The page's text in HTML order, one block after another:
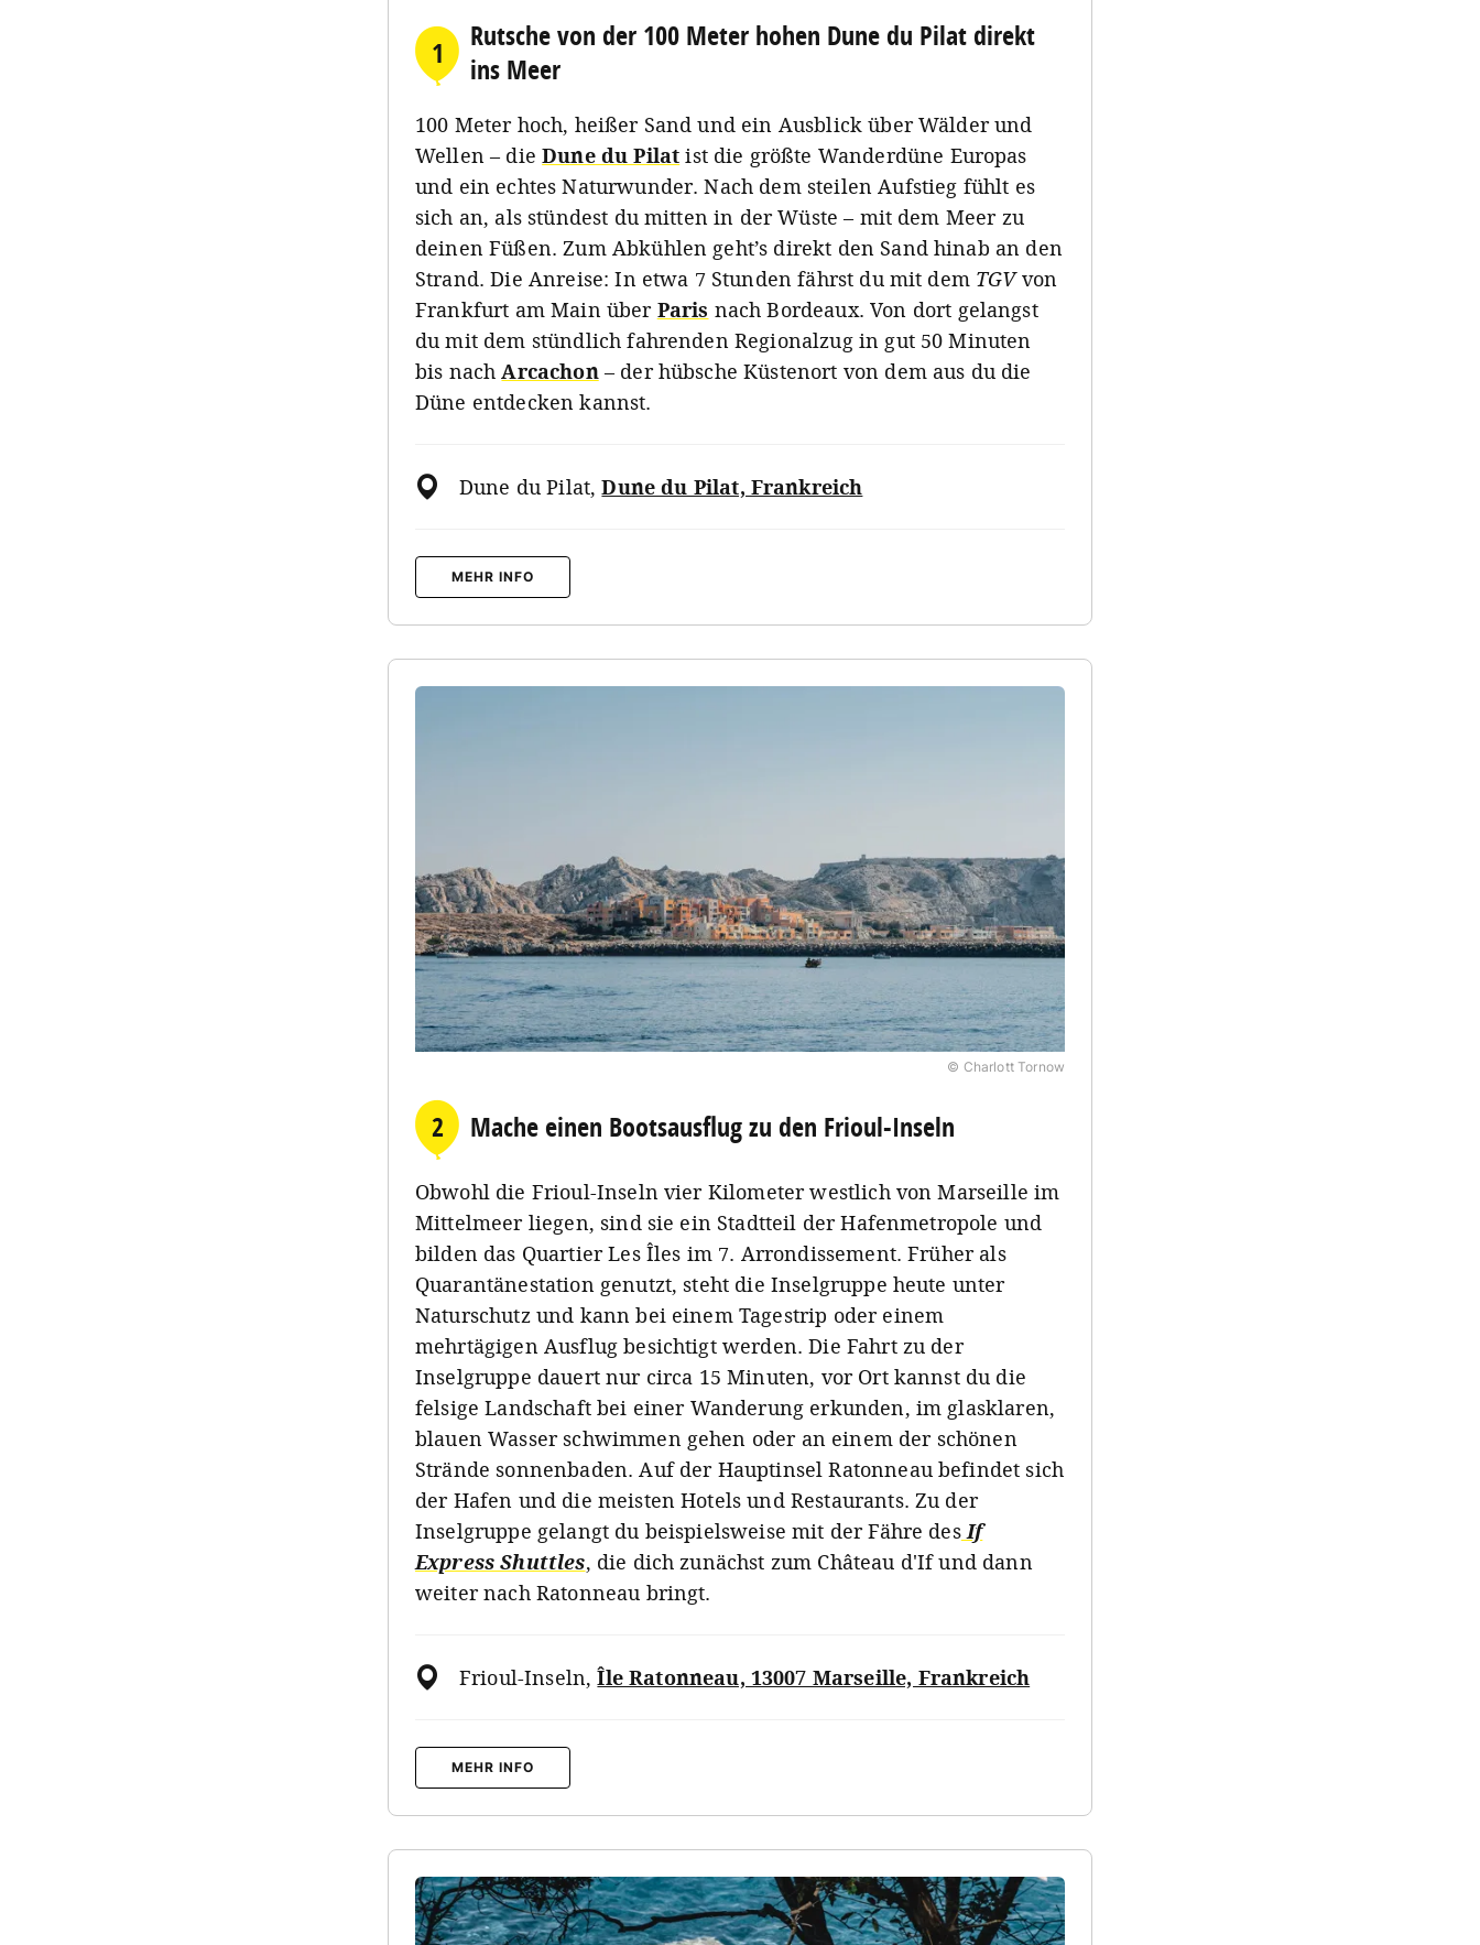
1
Rutsche von der 100 Meter hohen Dune du Pilat direkt
ins Meer
100 Meter hoch, heißer Sand und ein Ausblick über Wälder und
Wellen – dieDune du Pilat ist die größte Wanderdüne Europas
und ein echtes Naturwunder. Nach dem steilen Aufstieg fühlt es
sich an, als stündest du mitten in der Wüste – mit dem Meer zu
deinen Füßen. Zum Abkühlen geht’s direkt den Sand hinab an den
Strand. Die Anreise: In etwa 7 Stunden fährst du mit dem TGVvon
Frankfurt am Main über Paris nach Bordeaux. Von dort gelangst
du mit dem stündlich fahrenden Regionalzug in gut 50 Minuten
bis nachArcachon– der hübsche Küstenort von dem aus du die
Düne entdecken kannst.
Dune du Pilat,Dune du Pilat, Frankreich
MEHR INFO
© Charlott Tornow
2 Mache einen Bootsausflug zu den Frioul-Inseln
Obwohl die Frioul-Inseln vier Kilometer westlich von Marseille im
Mittelmeer liegen, sind sie ein Stadtteil der Hafenmetropole und
bilden das Quartier Les Îles im 7. Arrondissement. Früher als
Quarantänestation genutzt, steht die Inselgruppe heute unter
Naturschutz und kann bei einem Tagestrip oder einem
mehrtägigen Ausflug besichtigt werden. Die Fahrt zu der
Inselgruppe dauert nur circa 15 Minuten, vor Ort kannst du die
felsige Landschaft bei einer Wanderung erkunden, im glasklaren,
blauen Wasser schwimmen gehen oder an einem der schönen
Strände sonnenbaden. Auf der Hauptinsel Ratonneau befindet sich
der Hafen und die meisten Hotels und Restaurants. Zu der
Inselgruppe gelangt du beispielsweise mit der Fähre desIf
Express Shuttles, die dich zunächst zum Château d'If und dann
weiter nach Ratonneau bringt.
Frioul-Inseln,Île Ratonneau, 13007 Marseille, Frankreich
MEHR INFO